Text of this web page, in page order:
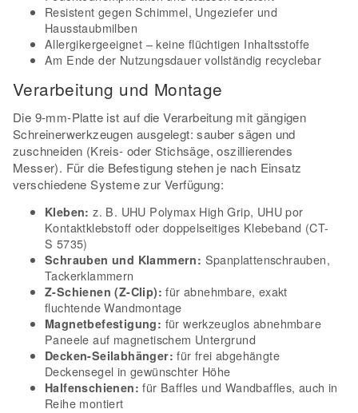
Resistent gegen Schimmel, Ungeziefer und
Hausstaubmilben
Allergikergeeignet – keine flüchtigen Inhaltsstoffe
Am Ende der Nutzungsdauer vollständig recyclebar
Verarbeitung und Montage
Die 9-mm-Platte ist auf die Verarbeitung mit gängigen
Schreinerwerkzeugen ausgelegt: sauber sägen und
zuschneiden (Kreis- oder Stichsäge, oszillierendes
Messer). Für die Befestigung stehen je nach Einsatz
verschiedene Systeme zur Verfügung:
Kleben: z. B. UHU Polymax High Grip, UHU por
Kontaktklebstoff oder doppelseitiges Klebeband (CT-
S 5735)
Schrauben und Klammern: Spanplattenschrauben,
Tackerklammern
Z-Schienen (Z-Clip): für abnehmbare, exakt
fluchtende Wandmontage
Magnetbefestigung: für werkzeuglos abnehmbare
Paneele auf magnetischem Untergrund
Decken-Seilabhänger: für frei abgehängte
Deckensegel in gewünschter Höhe
Halfenschienen: für Baffles und Wandbaffles, auch in
Reihe montiert